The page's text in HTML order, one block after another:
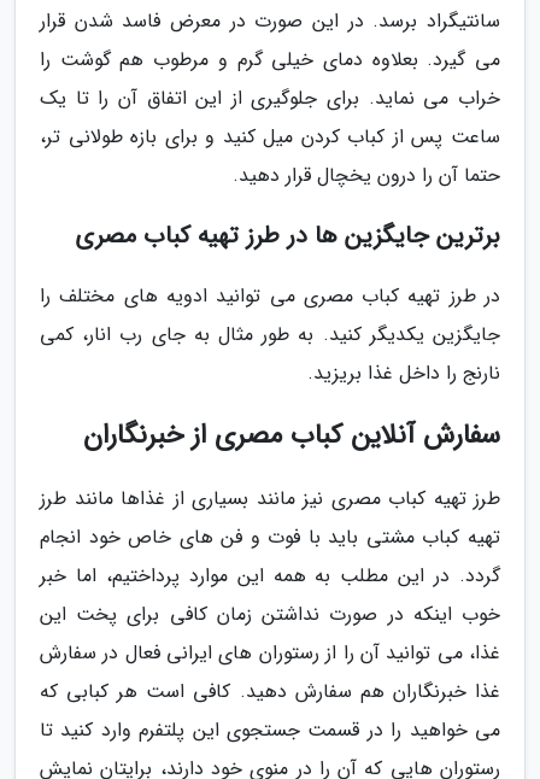
سانتیگراد برسد. در این صورت در معرض فاسد شدن قرار
می گیرد. بعلاوه دمای خیلی گرم و مرطوب هم گوشت را
خراب می نماید. برای جلوگیری از این اتفاق آن را تا یک
ساعت پس از کباب کردن میل کنید و برای بازه طولانی تر،
حتما آن را درون یخچال قرار دهید.
برترین جایگزین ها در طرز تهیه کباب مصری
در طرز تهیه کباب مصری می توانید ادویه های مختلف را
جایگزین یکدیگر کنید. به طور مثال به جای رب انار، کمی
نارنج را داخل غذا بریزید.
سفارش آنلاین کباب مصری از خبرنگاران
طرز تهیه کباب مصری نیز مانند بسیاری از غذاها مانند طرز
تهیه کباب مشتی باید با فوت و فن های خاص خود انجام
گردد. در این مطلب به همه این موارد پرداختیم، اما خبر
خوب اینکه در صورت نداشتن زمان کافی برای پخت این
غذا، می توانید آن را از رستوران های ایرانی فعال در سفارش
غذا خبرنگاران هم سفارش دهید. کافی است هر کبابی که
می خواهید را در قسمت جستجوی این پلتفرم وارد کنید تا
رستوران هایی که آن را در منوی خود دارند، برایتان نمایش